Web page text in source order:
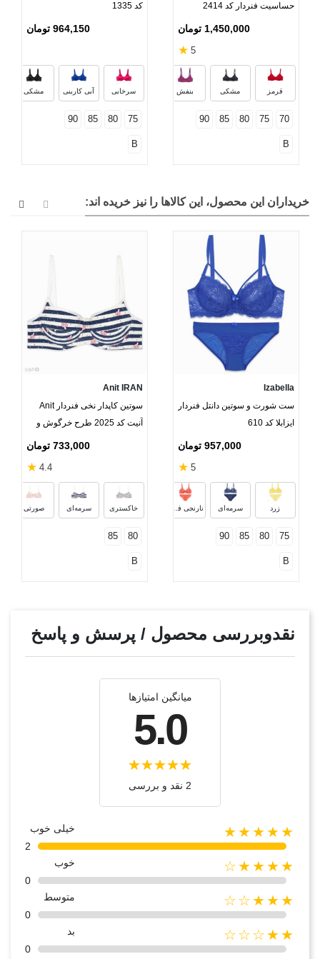
حساسیت فنردار کد 2414
1,450,000 تومان
5
★
قرمز مشکی بنفش
سرخابی مشکی گلدار
70
75
80
85
90
B
کد 1335
964,150 تومان
سرخابی آبی کاربنی مشکی
75
80
85
90
B
خریداران این محصول، این کالاها را نیز خریده اند:
Izabella
ست شورت و سوتین دانتل فنردار
ایزابلا کد 610
957,000 تومان
5
★
زرد سرمه‌ای نارنجی فسفری
75
80
85
90
B
Anit IRAN
سوتین کاپدار نخی فنردار Anit
آنیت کد 2025 طرح خرگوش و
733,000 تومان
4.4
★
خاکستری سرمه‌ای صورتی
80
85
B
نقدوبررسی محصول / پرسش و پاسخ
میانگین امتیازها
5.0
2 نقد و بررسی‌‌
★★★★★
خیلی خوب
2
★★★★☆
خوب
0
★★★☆☆
متوسط
0
★★☆☆☆
بد
0